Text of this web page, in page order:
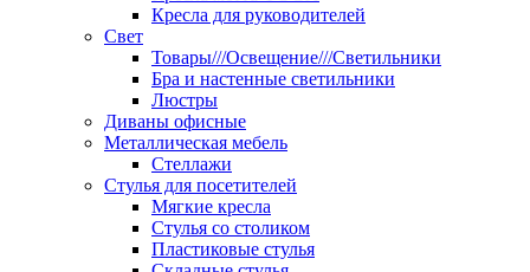
Кресла для руководителей
Свет
Товары///Освещение///Светильники
Бра и настенные светильники
Люстры
Диваны офисные
Металлическая мебель
Стеллажи
Стулья для посетителей
Мягкие кресла
Стулья со столиком
Пластиковые стулья